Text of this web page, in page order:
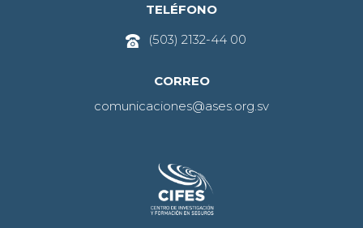
TELÉFONO
(503) 2132-44 00
CORREO
comunicaciones@ases.org.sv